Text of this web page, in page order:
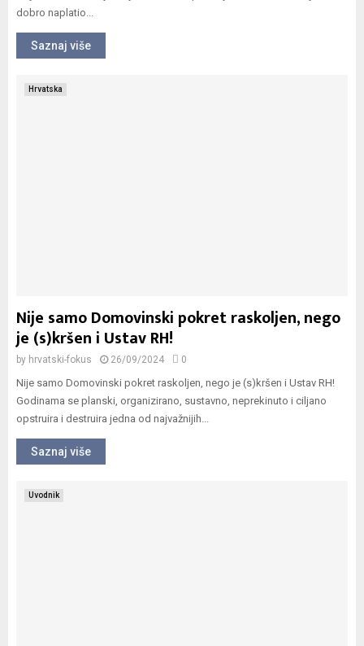
dobro naplatio...
Saznaj više
Hrvatska
Nije samo Domovinski pokret raskoljen, nego
je (s)kršen i Ustav RH!
by hrvatski-fokus 26/09/2024 0
Nije samo Domovinski pokret raskoljen, nego je (s)kršen i Ustav RH!
Godinama se planski, organizirano, sustavno, neprekinuto i ciljano
opstruira i destruira jedna od najvažnijih...
Saznaj više
Uvodnik